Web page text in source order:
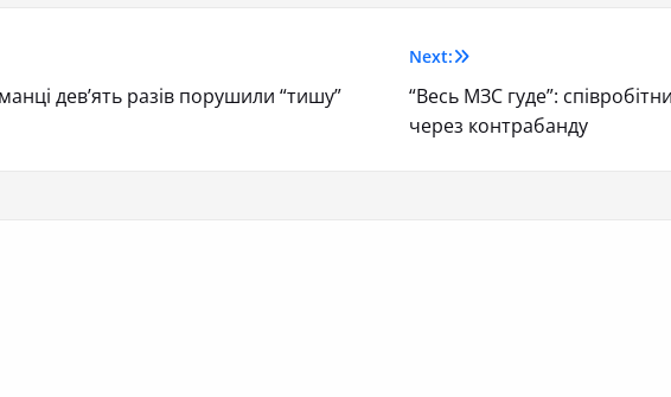
дев’ять разів порушили “тишу”
Next:
“Весь МЗС гуде”:
через контрабанду